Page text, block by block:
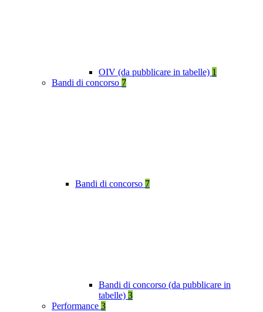
OIV (da pubblicare in tabelle) 1
Bandi di concorso 7
Bandi di concorso 7
Bandi di concorso (da pubblicare in
tabelle) 3
Performance 3